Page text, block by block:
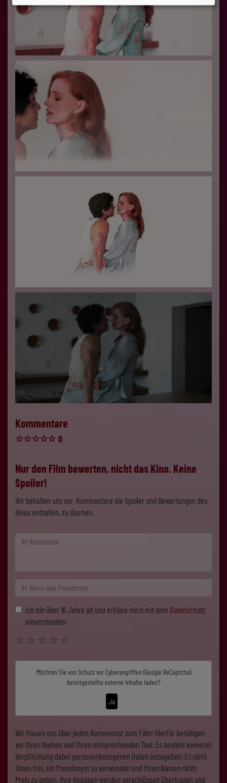
Kommentare
☆☆☆☆☆ 0
Nur den Film bewerten, nicht das Kino. Keine
Spoiler!
Wir behalten uns vor, Kommentare die Spoiler und Bewertungen des
Kinos enthalten, zu löschen.
Ich bin über 16 Jahre alt und erkläre mich mit dem Datenschutz
einverstanden.
☆
☆
☆
☆
☆
Möchten Sie von Schutz vor Cyberangriffen (Google ReCaptcha)
bereitgestellte externe Inhalte laden?
Ja
Wir freuen uns über jeden Kommentar zum Film! Hierfür benötigen
wir Ihren Namen und Ihren entsprechenden Text. Es besteht keinerlei
Verpflichtung dabei personenbezogenen Daten anzugeben: Es steht
Ihnen frei, ein Pseudonym zu verwenden und Ihren Namen nicht
Preis zu geben. Ihre Angaben werden verschlüsselt übertragen und